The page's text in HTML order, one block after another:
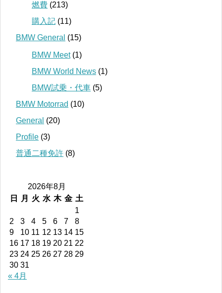
燃費 (213)
購入記 (11)
BMW General (15)
BMW Meet(1)
BMW World News (1)
BMW試乗・代車 (5)
BMW Motorrad (10)
General (20)
Profile (3)
普通二種免許 (8)
2026年8月
日
月 火 水 木 金 土
1
2
3 4 5 6 7
8
9
10 11 12 13 14 15
16 17 18 19 20 21 22
23 24 25 26 27 28 29
30 31
« 4月